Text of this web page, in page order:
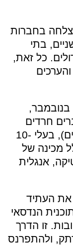
בחברות
בתי
כל זאת,
חרדים
בגילאי 20-35 (עם אפשרות לחריגים), בעלי 10-
מכינה של
אנגלית
העתיד
הנדסאי
זו הדרך
ולהתפרנס